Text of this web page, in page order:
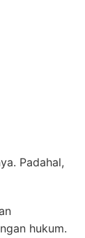
Padahal,
hukum.